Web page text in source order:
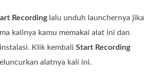
Recordinglalu unduh launchernya jika
kalinya kamu memakai alat ini dan
Klik kembaliStart Recording
alatnya kali ini.